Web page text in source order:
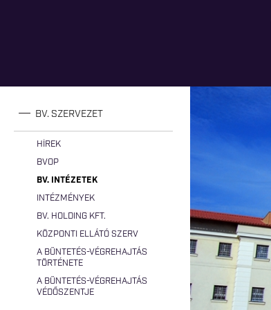
BV. SZERVEZET
HÍREK
BVOP
BV. INTÉZETEK
INTÉZMÉNYEK
BV. HOLDING KFT.
KÖZPONTI ELLÁTÓ SZERV
A BÜNTETÉS-VÉGREHAJTÁS
TÖRTÉNETE
A BÜNTETÉS-VÉGREHAJTÁS
VÉDŐSZENTJE